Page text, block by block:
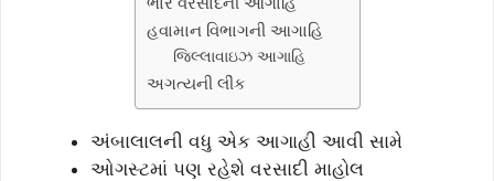
હવામાન વિભાગની આગાહિ
જિલ્લાવાઇઝ આગાહિ
અગત્યની લીંક
અંબાલાલની વધુ એક આગાહી આવી સામે
ઓગસ્ટમાં પણ રહેશે વરસાદી માહોલ